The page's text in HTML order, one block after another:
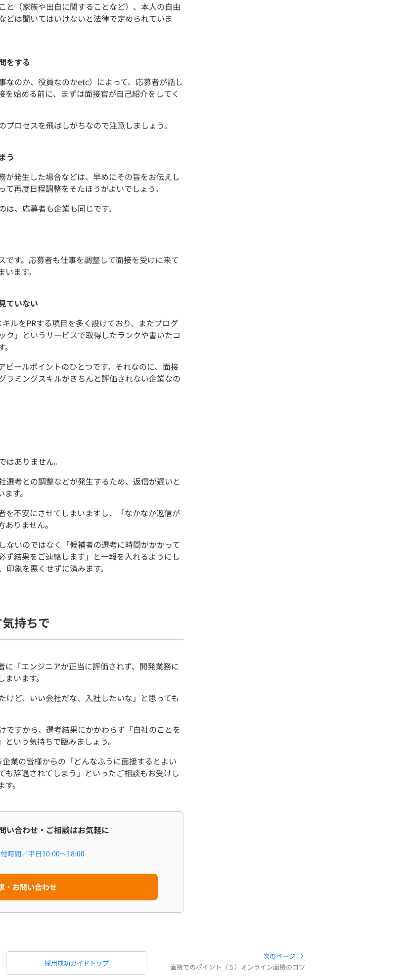
と（家族や出自に関することなど）、本人の自由
どは聞いてはいけないと法律で定められていま
をする
なのか、役員なのかetc）によって、応募者が話し
始める前に、まずは面接官が自己紹介をしてく
ロセスを飛ばしがちなので注意しましょう。
う
が発生した場合などは、早めにその旨をお伝えし
再度日程調整をそたほうがよいでしょう。
、応募者も企業も同じです。
す。応募者も仕事を調整して面接を受けに来て
ます。
ていない
ルをPRする項目を多く設けており、またプログ
ク」というサービスで取得したランクや書いたコ
ールポイントのひとつです。それなのに、面接
ラミングスキルがきちんと評価されない企業なの
ありません。
選考との調整などが発生するため、返信が遅いと
す。
を不安にさせてしまいますし、「なかなか返信が
りません。
いのではなく「候補者の選考に時間がかかって
ず結果をご連絡します」と一報を入れるようにし
象を悪くせずに済みます。
持ちで
「エンジニアが正当に評価されず、開発業務に
います。
ど、いい会社だな、入社したいな」と思っても
ですから、選考結果にかかわらず「自社のことを
いう気持ちで臨みましょう。
業の皆様からの「どんなふうに面接するとよい
も辞退されてしまう」といったご相談もお受けし
。
い合わせ・ご相談はお気軽に
時間／平日10:00～18:00
・お問い合わせ
次のページ
面接でのポイント（５）オンライン面接のコツ
採用成功ガイドトップ